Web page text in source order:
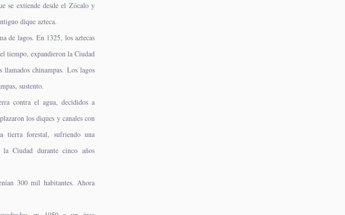
se extiende desde el Zócalo y
dique azteca.
de lagos. En 1325, los aztecas
tiempo, expandieron la Ciudad
chinampas. Los lagos
sustento.
contra el agua, decididos a
los diques y canales con
tierra forestal, sufriendo una
Ciudad durante cinco años
300 mil habitantes. Ahora